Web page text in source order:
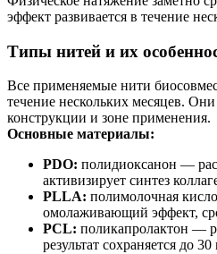
эффект развивается в течение
Типы нитей и их
Все применяемые нити
течение нескольких месяцев. Они
конструкции и зоне применения.
Основные материалы:
PDO: полидиоксанон —
активизирует синтез
PLLA: полимолочная
омолаживающий эффект,
PCL: поликапролактон —
результат сохраняется до 30